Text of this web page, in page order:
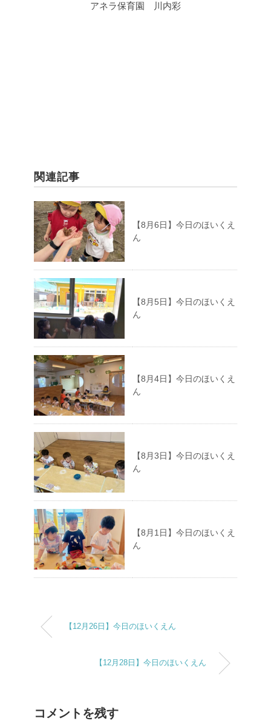
アネラ保育園 川内彩
関連記事
【8月6日】今日のほいくえ
ん
【8月5日】今日のほいくえ
ん
【8月4日】今日のほいくえ
ん
【8月3日】今日のほいくえ
ん
【8月1日】今日のほいくえ
ん
【12月26日】今日のほいくえん
【12月28日】今日のほいくえん
コメントを残す